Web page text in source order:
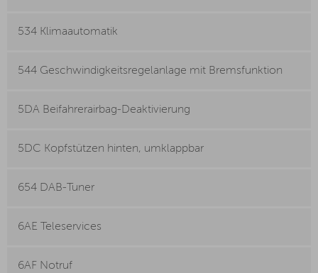
534 Klimaautomatik
544 Geschwindigkeitsregelanlage mit Bremsfunktion
5DA Beifahrerairbag-Deaktivierung
5DC Kopfstützen hinten, umklappbar
654 DAB-Tuner
6AE Teleservices
6AF Notruf